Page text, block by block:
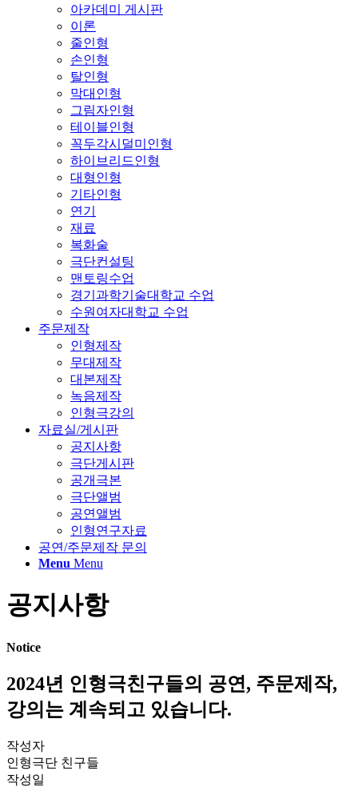
아카데미 게시판
이론
줄인형
손인형
탈인형
막대인형
그림자인형
테이블인형
꼭두각시덜미인형
하이브리드인형
대형인형
기타인형
연기
재료
복화술
극단컨설팅
맨토링수업
경기과학기술대학교 수업
수원여자대학교 수업
주문제작
인형제작
무대제작
대본제작
녹음제작
인형극강의
자료실/게시판
공지사항
극단게시판
공개극본
극단앨범
공연앨범
인형연구자료
공연/주문제작 문의
Menu Menu
공지사항
Notice
2024년 인형극친구들의 공연, 주문제작,
강의는 계속되고 있습니다.
작성자
인형극단 친구들
작성일